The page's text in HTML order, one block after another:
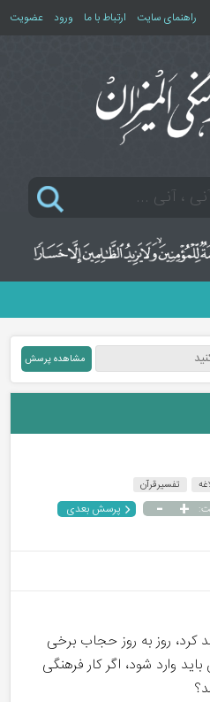
راهنمای سایت ارتباط با ما ورود عضویت
تفسیر قرآن
+
-
پرسش بعدی
کرد، روز به روز حجاب برخی
وارد شود، اگر کار فرهنگی